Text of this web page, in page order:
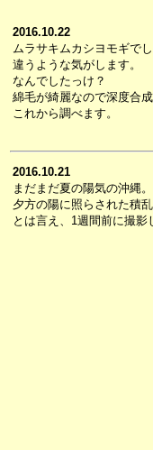
2016.10.22
ムラサキムカシヨモギで
違うような気がします。
なんでしたっけ？
綿毛が綺麗なので深度合
これから調べます。
2016.10.21
まだまだ夏の陽気の沖縄。
夕方の陽に照らされた積
とは言え、1週間前に撮影